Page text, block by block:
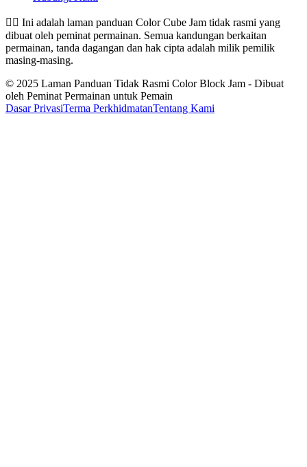
👉🏻 Ini adalah laman panduan Color Cube Jam tidak rasmi yang
dibuat oleh peminat permainan. Semua kandungan berkaitan
permainan, tanda dagangan dan hak cipta adalah milik pemilik
masing-masing.
© 2025 Laman Panduan Tidak Rasmi Color Block Jam - Dibuat
oleh Peminat Permainan untuk Pemain
Dasar PrivasiTerma PerkhidmatanTentang Kami